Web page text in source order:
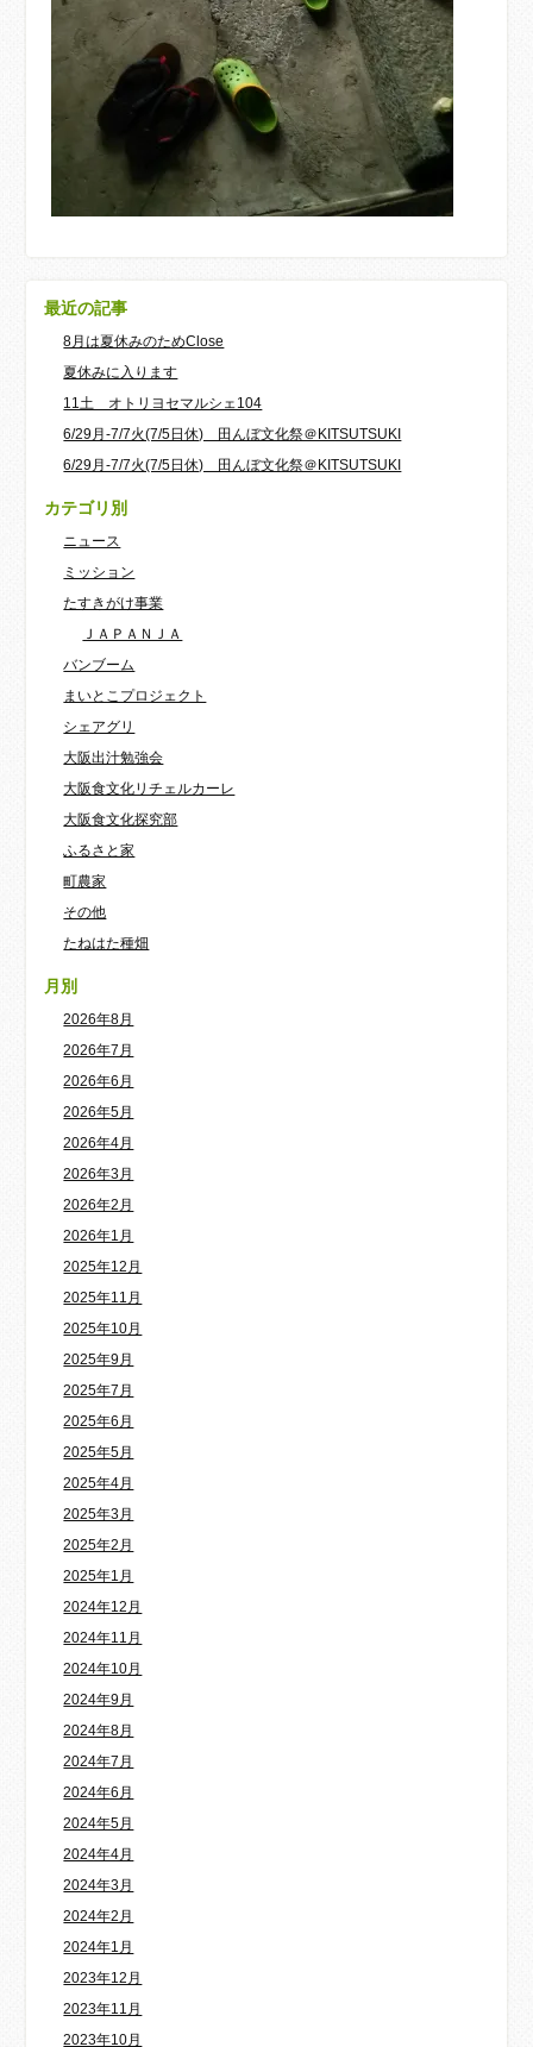
最近の記事
8月は夏休みのためClose
夏休みに入ります
11土 オトリヨセマルシェ104
6/29月-7/7火(7/5日休) 田んぼ文化祭＠KITSUTSUKI
6/29月-7/7火(7/5日休) 田んぼ文化祭＠KITSUTSUKI
カテゴリ別
ニュース
ミッション
たすきがけ事業
ＪＡＰＡＮＪＡ
バンブーム
まいとこプロジェクト
シェアグリ
大阪出汁勉強会
大阪食文化リチェルカーレ
大阪食文化探究部
ふるさと家
町農家
その他
たねはた種畑
月別
2026年8月
2026年7月
2026年6月
2026年5月
2026年4月
2026年3月
2026年2月
2026年1月
2025年12月
2025年11月
2025年10月
2025年9月
2025年7月
2025年6月
2025年5月
2025年4月
2025年3月
2025年2月
2025年1月
2024年12月
2024年11月
2024年10月
2024年9月
2024年8月
2024年7月
2024年6月
2024年5月
2024年4月
2024年3月
2024年2月
2024年1月
2023年12月
2023年11月
2023年10月